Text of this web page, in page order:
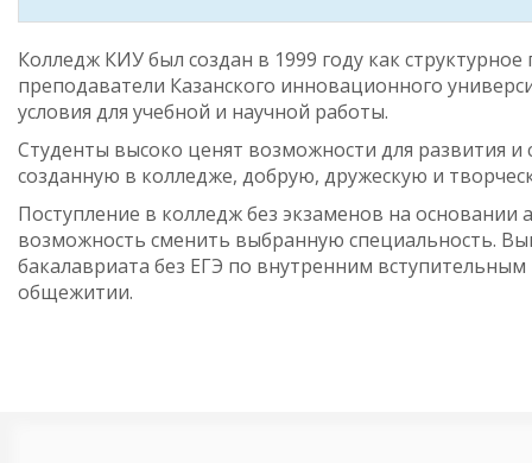
Колледж КИУ был создан в 1999 году как
преподаватели Казанского инновационного
условия для учебной и научной работы.
Студенты высоко ценят возможности для развития
созданную в колледже, добрую, дружескую и
Поступление в колледж без экзаменов на
возможность сменить выбранную специальность.
бакалавриата без ЕГЭ по внутренним
общежитии.